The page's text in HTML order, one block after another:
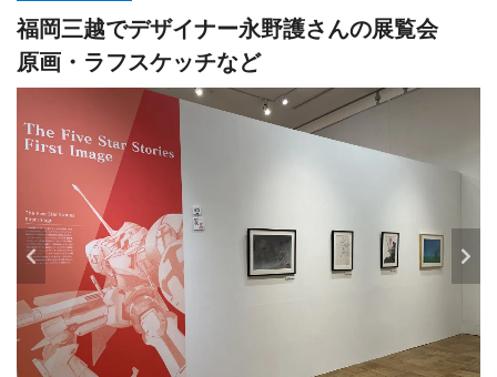
福岡三越でデザイナー永野護さんの展覧会
原画・ラフスケッチなど